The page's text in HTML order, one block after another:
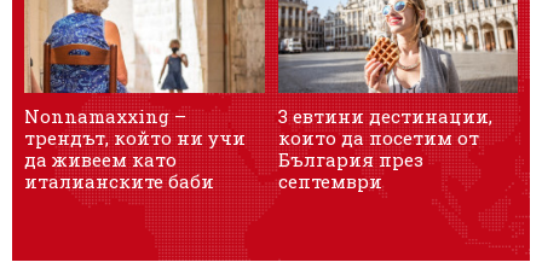
Nonnamaxxing –
трендът, който ни учи
да живеем като
италианските баби
3 евтини дестинации,
които да посетим от
България през
септември